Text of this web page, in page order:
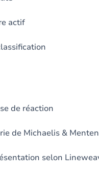
&
& Menten